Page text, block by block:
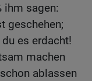
ihm sagen:
geschehen;
es erdacht!
machen
ablassen